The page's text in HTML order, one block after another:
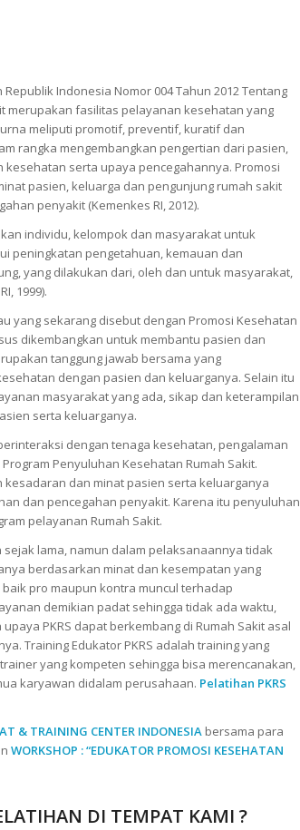
Indonesia Nomor 004 Tahun 2012 Tentang
merupakan fasilitas pelayanan kesehatan yang
meliputi promotif, preventif, kuratif dan
rangka mengembangkan pengertian dari pasien,
serta upaya pencegahannya. Promosi
pasien, keluarga dan pengunjung rumah sakit
penyakit (Kemenkes RI, 2012).
individu, kelompok dan masyarakat untuk
peningkatan pengetahuan, kemauan dan
yang dilakukan dari, oleh dan untuk masyarakat,
1999).
yang sekarang disebut dengan Promosi Kesehatan
dikembangkan untuk membantu pasien dan
tanggung jawab bersama yang
dengan pasien dan keluarganya. Selain itu
masyarakat yang ada, sikap dan keterampilan
serta keluarganya.
dengan tenaga kesehatan, pengalaman
Penyuluhan Kesehatan Rumah Sakit.
dan minat pasien serta keluarganya
dan pencegahan penyakit. Karena itu penyuluhan
pelayanan Rumah Sakit.
lama, namun dalam pelaksanaannya tidak
berdasarkan minat dan kesempatan yang
pro maupun kontra muncul terhadap
demikian padat sehingga tidak ada waktu,
PKRS dapat berkembang di Rumah Sakit asal
Training Edukator PKRS adalah training yang
yang kompeten sehingga bisa merencanakan,
karyawan didalam perusahaan. Pelatihan PKRS
& TRAINING CENTER INDONESIA bersama para
WORKSHOP : “EDUKATOR PROMOSI KESEHATAN
DI TEMPAT KAMI ?